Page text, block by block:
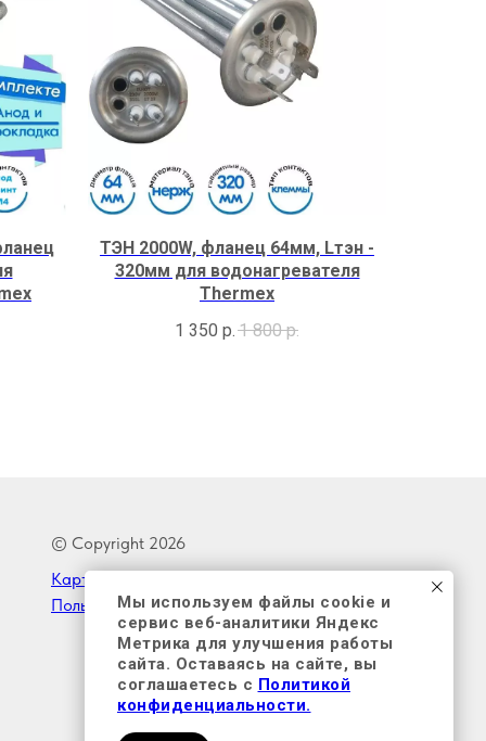
ТЭН 2000W, фланец 64мм, Lтэн -
320мм для водонагревателя
Thermex
1 350 р. 1 800 р.
© Copyright 2026
Карта сайта
Пользовательское соглашение
Мы используем файлы cookie и
сервис веб-аналитики Яндекс
Метрика для улучшения работы
сайта. Оставаясь на сайте, вы
соглашаетесь с Политикой
конфиденциальности.